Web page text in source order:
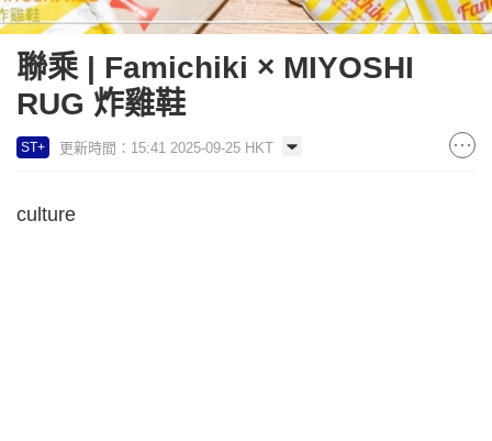
聯乘 | Famichiki × MIYOSHI
RUG 炸雞鞋
ST+ 更新時間：15:41 2025-09-25 HKT
culture